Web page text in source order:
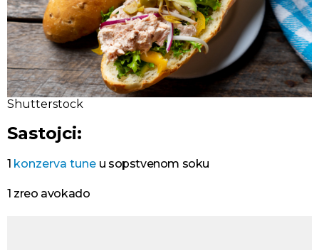
Shutterstock
Sastojci:
1 konzerva tune u sopstvenom soku
1 zreo avokado